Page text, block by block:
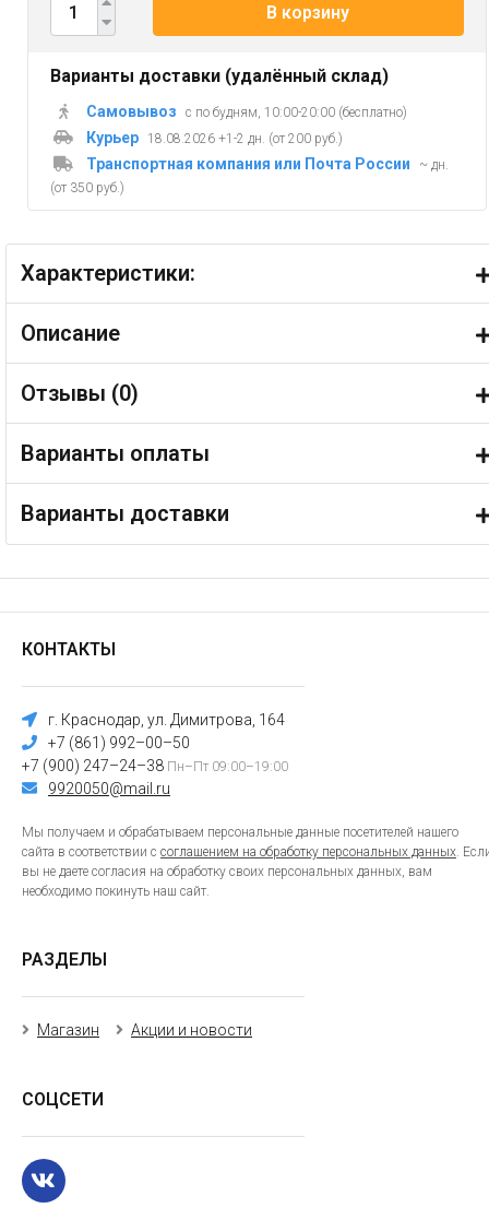
В корзину
Варианты доставки (удалённый склад)
Самовывоз с по будням, 10:00-20:00 (бесплатно)
Курьер 18.08.2026 +1-2 дн. (от 200 руб.)
Транспортная компания или Почта России
~ дн.
(от 350 руб.)
Характеристики:
Описание
Отзывы (0)
Варианты оплаты
Варианты доставки
КОНТАКТЫ
г. Краснодар, ул. Димитрова, 164
+7 (861) 992–00–50
+7 (900) 247–24–38 Пн–Пт 09:00–19:00
9920050@mail.ru
Мы получаем и обрабатываем персональные данные посетителей нашего
сайта в соответствии с соглашением на обработку персональных данных.
вы не даете согласия на обработку своих персональных данных, вам
необходимо покинуть наш сайт.
РАЗДЕЛЫ
Магазин Акции и новости
СОЦСЕТИ